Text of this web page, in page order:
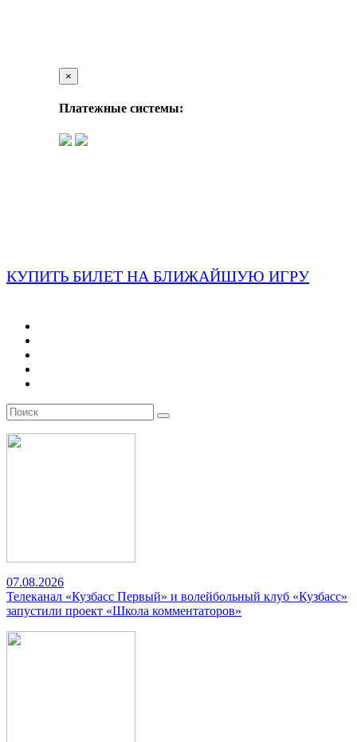
×
Платежные системы:
КУПИТЬ БИЛЕТ НА БЛИЖАЙШУЮ ИГРУ
07.08.2026
Телеканал «Кузбасс Первый» и волейбольный клуб «Кузбасс»
запустили проект «Школа комментаторов»